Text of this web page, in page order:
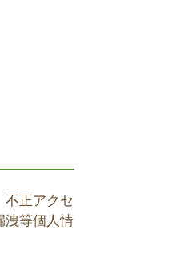
不正アクセ
洩等個人情